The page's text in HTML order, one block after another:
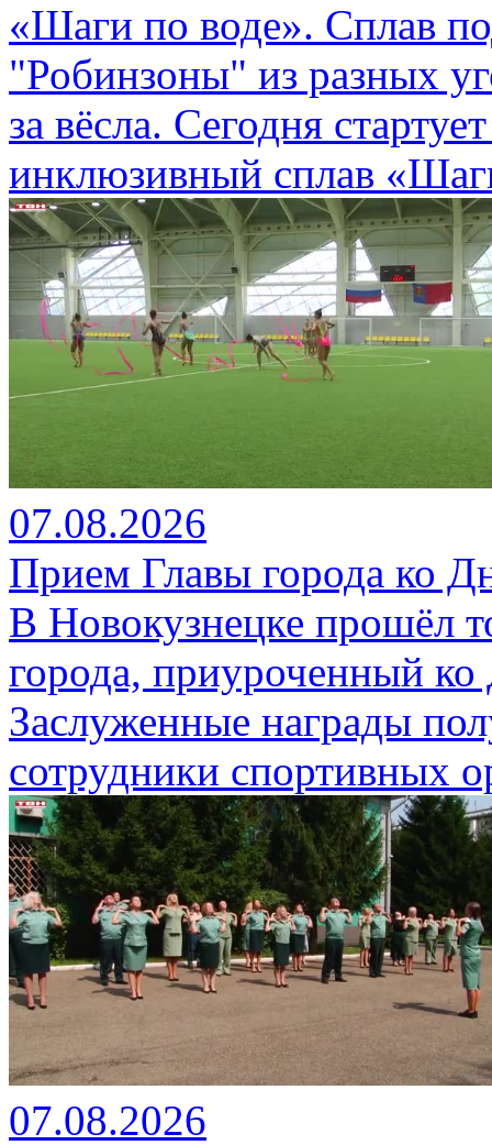
«Шаги по воде». Сплав
"Робинзоны" из разных
за вёсла. Сегодня
инклюзивный сплав
07.08.2026
Прием Главы города ко
В Новокузнецке прошёл
города, приуроченный
Заслуженные награды
сотрудники спортивных
07.08.2026